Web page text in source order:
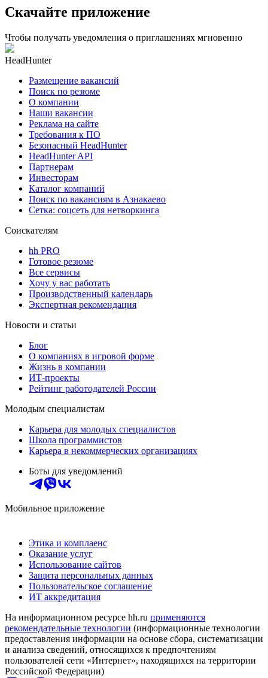
Скачайте приложение
Чтобы получать уведомления о приглашениях мгновенно
HeadHunter
Размещение вакансий
Поиск по резюме
О компании
Наши вакансии
Реклама на сайте
Требования к ПО
Безопасный HeadHunter
HeadHunter API
Партнерам
Инвесторам
Каталог компаний
Поиск по вакансиям в Азнакаево
Сетка: соцсеть для нетворкинга
Соискателям
hh PRO
Готовое резюме
Все сервисы
Хочу у вас работать
Производственный календарь
Экспертная рекомендация
Новости и статьи
Блог
О компаниях в игровой форме
Жизнь в компании
ИТ-проекты
Рейтинг работодателей России
Молодым специалистам
Карьера для молодых специалистов
Школа программистов
Карьера в некоммерческих организациях
Боты для уведомлений
Мобильное приложение
Этика и комплаенс
Оказание услуг
Использование сайтов
Защита персональных данных
Пользовательское соглашение
ИТ аккредитация
На информационном ресурсе hh.ru применяются
рекомендательные технологии (информационные технологии
предоставления информации на основе сбора, систематизации
и анализа сведений, относящихся к предпочтениям
пользователей сети «Интернет», находящихся на территории
Российской Федерации)